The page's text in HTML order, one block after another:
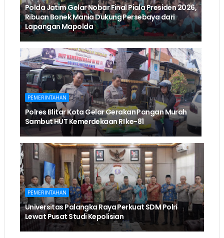
Polda Jatim Gelar Nobar Final Piala Presiden 2026,
Ribuan Bonek Mania Dukung Persebaya dari
Lapangan Mapolda
PEMERINTAHAN
Polres Blitar Kota Gelar Gerakan Pangan Murah
Sambut HUT Kemerdekaan RI ke-81
PEMERINTAHAN
Universitas Palangka Raya Perkuat SDM Polri
Lewat Pusat Studi Kepolisian